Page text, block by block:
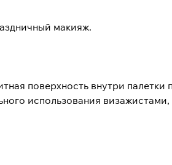
макияж.
поверхность внутри
использования визажистами,